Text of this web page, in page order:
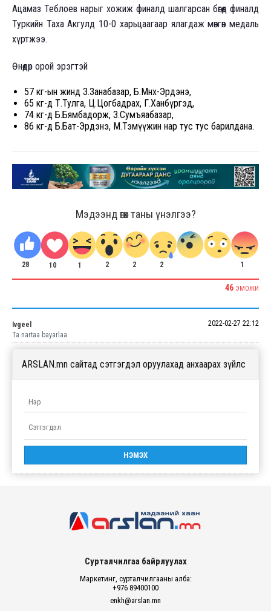
Ацамаз Теблоев нарыг хожиж финалд шалгарсан бөгөөд финалд
Туркийн Таха Акгулд 10-0 харьцаагаар ялагдаж мөнгөн медаль
хүртжээ.
Өнөөдөр орой эрэгтэй
57 кг-ын жинд З.Занабазар, Б.Мөнх-Эрдэнэ,
65 кг-д Т.Тулга, Ц.Цогбадрах, Г.Ханбүргэд,
74 кг-д Б.Бямбадорж, З.Сумъяабазар,
86 кг-д Б.Бат-Эрдэнэ, М.Тэмүүжин нар тус тус барилдана.
Мэдээнд өгөх таны үнэлгээ?
28 10 1 2 2 2 1
46 ЭМОЖИ
Ivgeel
2022-02-27 22:12
Ta nartaa bayarlaa
ARSLAN.mn сайтад сэтгэгдэл оруулахад анхаарах зүйлс
Сурталчилгаа байрлуулах
Маркетинг, сурталчилгааны алба:
+976 89400100
enkh@arslan.mn